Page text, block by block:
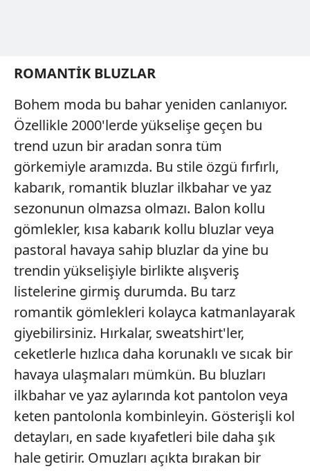
ROMANTİK BLUZLAR
Bohem moda bu bahar yeniden canlanıyor.
Özellikle 2000'lerde yükselişe geçen bu
trend uzun bir aradan sonra tüm
görkemiyle aramızda. Bu stile özgü fırfırlı,
kabarık, romantik bluzlar ilkbahar ve yaz
sezonunun olmazsa olmazı. Balon kollu
gömlekler, kısa kabarık kollu bluzlar veya
pastoral havaya sahip bluzlar da yine bu
trendin yükselişiyle birlikte alışveriş
listelerine girmiş durumda. Bu tarz
romantik gömlekleri kolayca katmanlayarak
giyebilirsiniz. Hırkalar, sweatshirt'ler,
ceketlerle hızlıca daha korunaklı ve sıcak bir
havaya ulaşmaları mümkün. Bu bluzları
ilkbahar ve yaz aylarında kot pantolon veya
keten pantolonla kombinleyin. Gösterişli kol
detayları, en sade kıyafetleri bile daha şık
hale getirir. Omuzları açıkta bırakan bir